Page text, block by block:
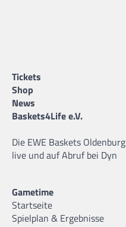
Tickets
Shop
News
Baskets4Life e.V.
Die EWE Baskets Oldenburg
live und auf Abruf bei Dyn
Gametime
Startseite
Spielplan & Ergebnisse